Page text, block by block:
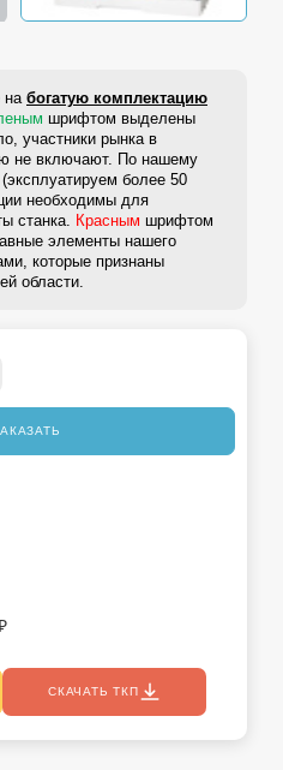
на богатую комплектацию
шрифтом выделены
участники рынка в
не включают. По нашему
более 50
необходимы для
станка. Красным шрифтом
элементы нашего
которые признаны
области.
СКАЧАТЬ ТКП